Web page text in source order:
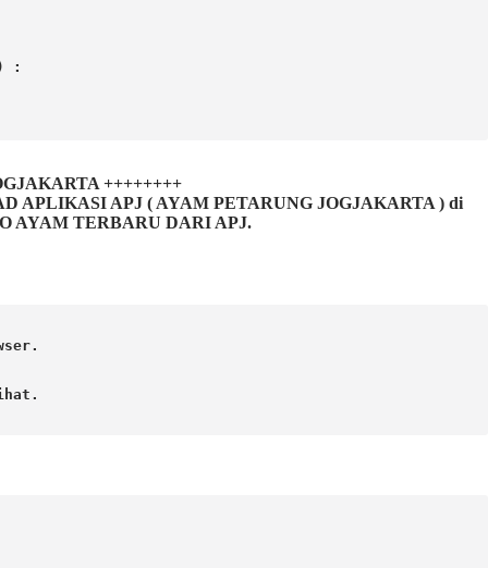
:
++++++++
APLIKASI APJ ( AYAM PETARUNG JOGJAKARTA ) di
AYAM TERBARU DARI APJ.